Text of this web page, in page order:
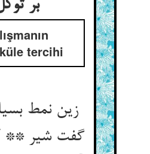
بر توکل‌‌
tercihi
زین نمط
گفت شیر **